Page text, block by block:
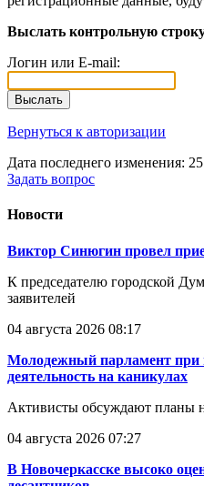
Выслать контрольную
Логин или E-mail:
Выслать
Вернуться к авторизации
Дата последнего изменения:
Задать вопрос
Новости
Виктор Синюгин провел
К председателю городской
заявителей
04 августа 2026 08:17
Молодежный парламент при
деятельность на каникулах
Активисты обсуждают планы
04 августа 2026 07:27
В Новочеркасске высоко